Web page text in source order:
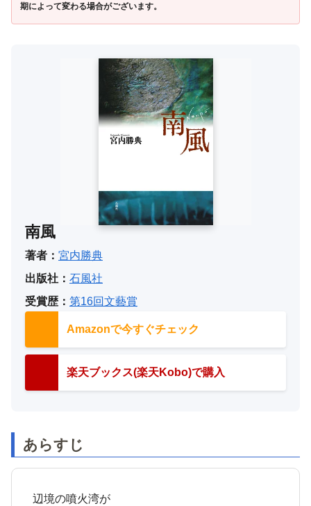
期によって変わる場合がございます。
南風
著者： 宮内勝典
出版社： 石風社
受賞歴： 第16回文藝賞
Amazonで今すぐチェック
楽天ブックス(楽天Kobo)で購入
あらすじ
辺境の噴火湾が